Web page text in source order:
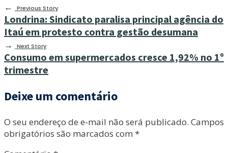
←
Previous Story
Londrina: Sindicato paralisa principal agência do
Itaú em protesto contra gestão desumana
→ Next Story
Consumo em supermercados cresce 1,92% no 1º
trimestre
Deixe um comentário
O seu endereço de e-mail não será publicado. Campos
obrigatórios são marcados com *